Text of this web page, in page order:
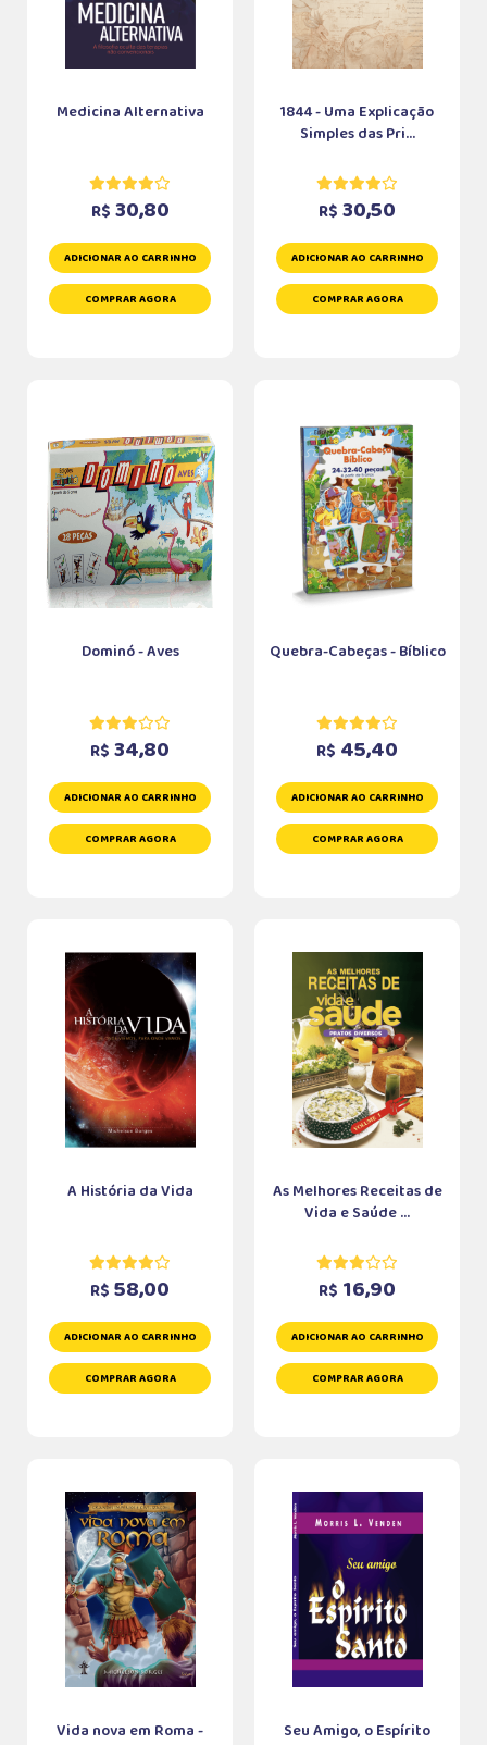
Medicina Alternativa
R$ 30,80
ADICIONAR AO CARRINHO
COMPRAR AGORA
1844 - Uma Explicação
Simples das Pri...
R$ 30,50
ADICIONAR AO CARRINHO
COMPRAR AGORA
Dominó - Aves
R$ 34,80
ADICIONAR AO CARRINHO
COMPRAR AGORA
Quebra-Cabeças - Bíblico
R$ 45,40
ADICIONAR AO CARRINHO
COMPRAR AGORA
A História da Vida
R$ 58,00
ADICIONAR AO CARRINHO
COMPRAR AGORA
As Melhores Receitas de
Vida e Saúde ...
R$ 16,90
ADICIONAR AO CARRINHO
COMPRAR AGORA
Vida nova em Roma -
Seu Amigo, o Espírito